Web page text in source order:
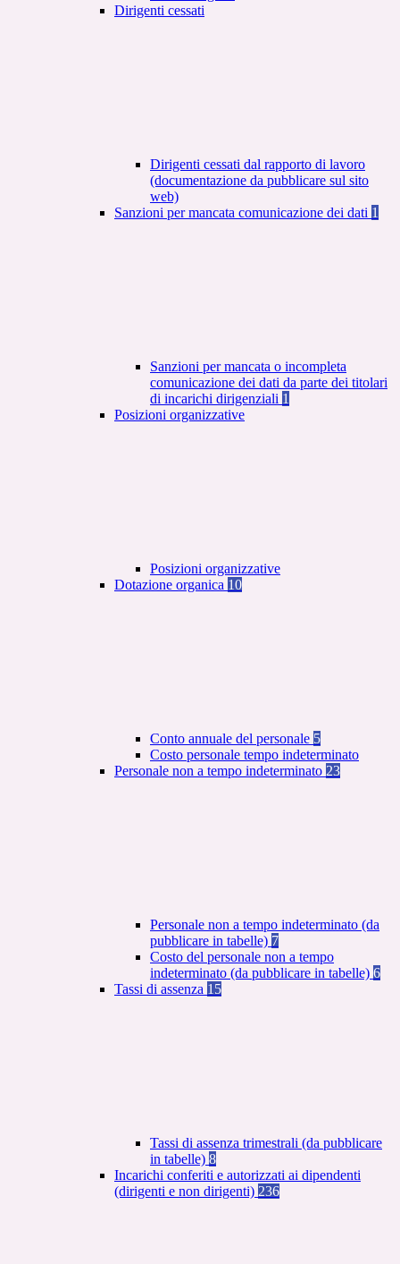
Dirigenti cessati
Dirigenti cessati dal rapporto di lavoro
(documentazione da pubblicare sul sito
web)
Sanzioni per mancata comunicazione dei dati 1
Sanzioni per mancata o incompleta
comunicazione dei dati da parte dei titolari
di incarichi dirigenziali 1
Posizioni organizzative
Posizioni organizzative
Dotazione organica 10
Conto annuale del personale 5
Costo personale tempo indeterminato
Personale non a tempo indeterminato 23
Personale non a tempo indeterminato (da
pubblicare in tabelle) 7
Costo del personale non a tempo
indeterminato (da pubblicare in tabelle) 6
Tassi di assenza 15
Tassi di assenza trimestrali (da pubblicare
in tabelle) 8
Incarichi conferiti e autorizzati ai dipendenti
(dirigenti e non dirigenti) 236